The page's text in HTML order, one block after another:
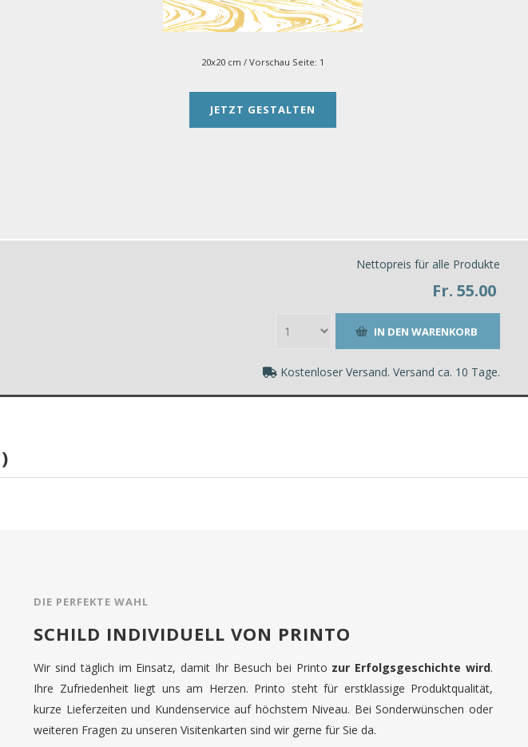
20x20 cm / Vorschau Seite: 1
JETZT GESTALTEN
Nettopreis für alle Produkte
Fr. 55.00
Kostenloser Versand. Versand ca. 10 Tage.
)
DIE PERFEKTE WAHL
SCHILD INDIVIDUELL VON PRINTO
Wir sind täglich im Einsatz, damit Ihr Besuch bei Printo zur Erfolgsgeschichte wird.
Ihre Zufriedenheit liegt uns am Herzen. Printo steht für erstklassige Produktqualität,
kurze Lieferzeiten und Kundenservice auf höchstem Niveau. Bei Sonderwünschen oder
weiteren Fragen zu unseren Visitenkarten sind wir gerne für Sie da.